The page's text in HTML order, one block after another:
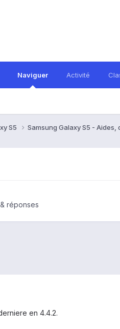
Naviguer Activité
S5 Samsung Galaxy S5 - Aides,
réponses
en 4.4.2.